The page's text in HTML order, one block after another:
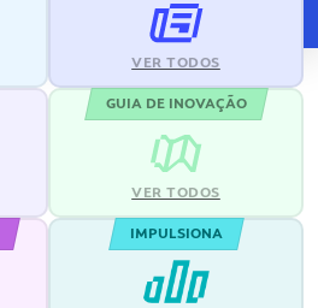
VER TODOS
GUIA DE INOVAÇÃO
VER TODOS
IMPULSIONA